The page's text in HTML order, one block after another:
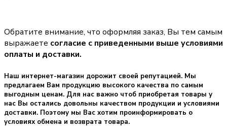
Обратите внимание, что оформляя заказ, Вы тем самым
выражаете согласие с приведенными выше условиями
оплаты и доставки.
Наш интернет-магазин дорожит своей репутацией. Мы
предлагаем Вам продукцию высокого качества по самым
выгодным ценам. Для нас важно чтоб приобретая товары у
нас Вы остались довольны качеством продукции и условиями
доставки. Поэтому мы Вас хотим проинформировать о
условиях обмена и возврата товара.